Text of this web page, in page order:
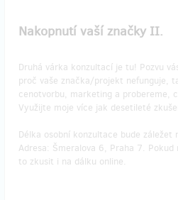
Nakopnutí vaší značky II.
Druhá várka konzultací je tu! Pozvu
proč vaše značka/projekt nefunguje,
cenotvorbu, marketing a probereme,
Využijte moje více jak desetileté
Délka osobní konzultace bude
Adresa: Šmeralova 6, Praha 7.
to zkusit i na dálku online.